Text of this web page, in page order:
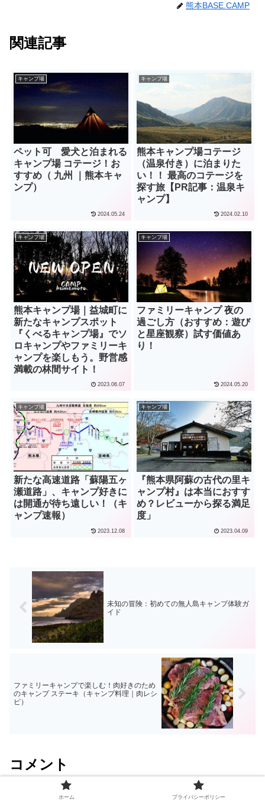
熊本BASE.CAMP
関連記事
キャンプ場
ペット可 愛犬と泊まれる
キャンプ場 コテージ！お
すすめ（ 九州 ｜熊本キャ
ンプ）
2024.05.24
キャンプ場
熊本キャンプ場コテージ
（温泉付き）に泊まりた
い！！ 最高のコテージを
探す旅【PR記事：温泉キ
ャンプ】
2024.02.10
キャンプ場
熊本キャンプ場｜益城町に
新たなキャンプスポット
『くべるキャンプ場』でソ
ロキャンプやファミリーキ
ャンプを楽しもう。野営感
満載の林間サイト！
2023.06.07
キャンプ場
ファミリーキャンプ 夜の
過ごし方（おすすめ：遊び
と星座観察）試す価値あ
り！
2024.05.20
キャンプ場
新たな高速道路「蘇陽五ヶ
瀬道路」、キャンプ好きに
は開通が待ち遠しい！（キ
ャンプ速報）
2023.12.08
キャンプ場
『熊本県阿蘇の古代の里キ
ャンプ村』は本当におすす
め？レビューから探る満足
度」
2023.04.09
未知の冒険：初めての無人島キャンプ体験ガ
イド
ファミリーキャンプで楽しむ！肉好きのため
のキャンプ ステーキ（キャンプ料理｜肉レシ
ピ）
コメント
ホーム プライバシーポリシー